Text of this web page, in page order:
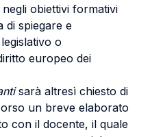
obiettivi formativi
di spiegare e
o
europeo dei
sarà altresì chiesto di
un breve elaborato
con il docente, il quale